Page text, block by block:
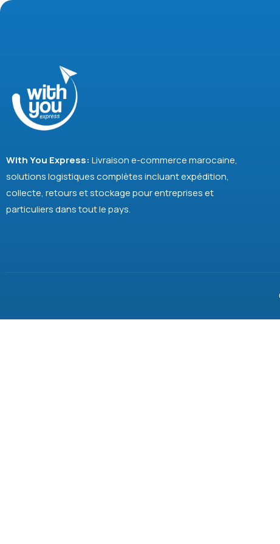
With You Express: Livraison e-commerce marocaine,
solutions logistiques complètes incluant expédition,
collecte, retours et stockage pour entreprises et
particuliers dans tout le pays.